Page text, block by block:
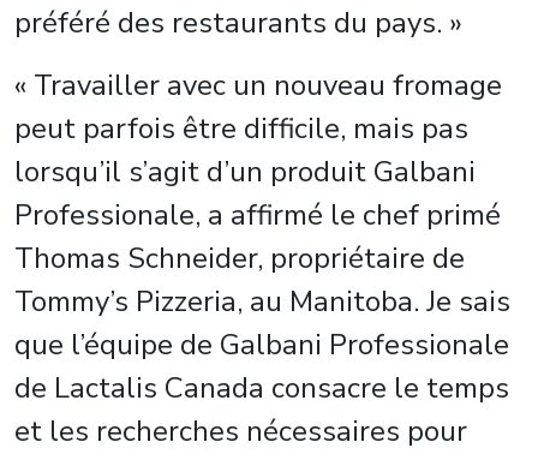
préféré des restaurants du pays. »
« Travailler avec un nouveau fromage
peut parfois être difficile, mais pas
lorsqu’il s’agit d’un produit Galbani
Professionale, a affirmé le chef primé
Thomas Schneider, propriétaire de
Tommy’s Pizzeria, au Manitoba. Je sais
que l’équipe de Galbani Professionale
de Lactalis Canada consacre le temps
et les recherches nécessaires pour